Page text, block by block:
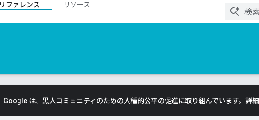
リファレンス
リソース
Google は、黒人コミュニティのための人種的公平の促進に取り組んでいます。 詳細